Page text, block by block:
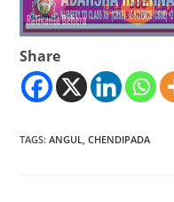
Share
TAGS:ANGUL CHENDIPADA